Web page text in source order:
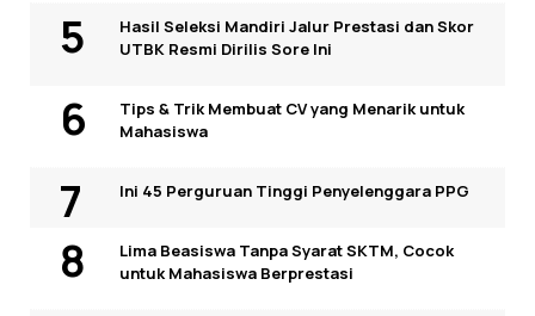
Hasil Seleksi Mandiri Jalur Prestasi dan Skor
UTBK Resmi Dirilis Sore Ini
Tips & Trik Membuat CV yang Menarik untuk
Mahasiswa
Ini 45 Perguruan Tinggi Penyelenggara PPG
Lima Beasiswa Tanpa Syarat SKTM, Cocok
untuk Mahasiswa Berprestasi